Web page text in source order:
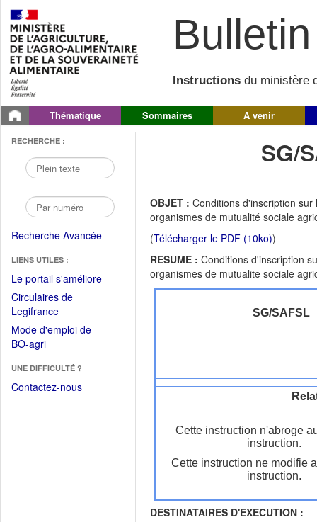
Instructions du ministère
Thématique Sommaires A venir
RECHERCHE :
Recherche Avancée
LIENS UTILES :
Le portail s'améliore(Fichier
Circulaires de
Legifrance(Ouvrir
dans
une
fenêtre)
Mode d'emploi de
BO-agri(Ouvrir
une
nouvelle
UNE DIFFICULTÉ ?
Contactez-nous
SG/
OBJET : Conditions d'inscription
organismes de mutualité sociale
(Télécharger le PDF (10ko))
RESUME : Conditions d'inscription
organismes de mutualite sociale
SG/SAFSL
Cette instruction n'abroge
instruction.
Cette instruction ne modifie
instruction.
DESTINATAIRES D'EXECUTION :